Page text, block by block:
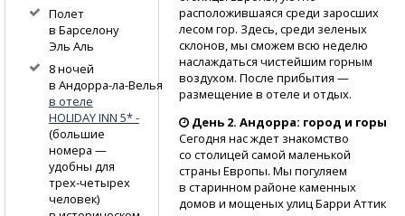
расположившаяся среди заросших
лесом гор. Здесь, среди зеленых
склонов, мы сможем всю неделю
наслаждаться чистейшим горным
воздухом. После прибытия —
размещение в отеле и отдых.
День 2. Андорра: город и горы
Сегодня нас ждет знакомство
со столицей самой маленькой
страны Европы. Мы погуляем
в старинном районе каменных
домов и мощеных улиц Барри Аттик
Полет
в Барселону
Эль Аль
8 ночей
в Андорра-ла-Велья
в отеле
HOLIDAY INN 5* -
(большие
номера —
удобны для
трех-четырех
человек)